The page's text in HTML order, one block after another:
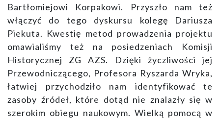
Bartłomiejowi Korpakowi. Przyszło nam też
włączyć do tego dyskursu kolegę Dariusza
Piekuta. Kwestię metod prowadzenia projektu
omawialiśmy też na posiedzeniach Komisji
Historycznej ZG AZS. Dzięki życzliwości jej
Przewodniczącego, Profesora Ryszarda Wryka,
łatwiej przychodziło nam identyfikować te
zasoby źródeł, które dotąd nie znalazły się w
szerokim obiegu naukowym. Wielką pomocą w